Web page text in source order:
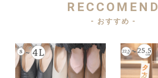
RECCOMEND
- おすすめ -